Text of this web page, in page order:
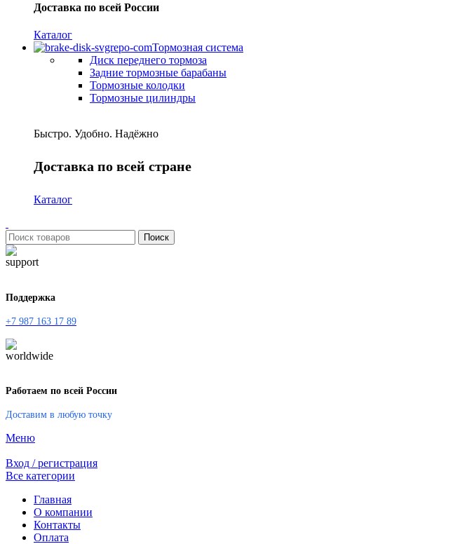
Доставка по всей России
Каталог
Тормозная система
Диск переднего тормоза
Задние тормозные барабаны
Тормозные колодки
Тормозные цилиндры
Быстро. Удобно. Надёжно
Доставка по всей стране
Каталог
Поиск
Поддержка
+7 987 163 17 89
Работаем по всей России
Доставим в любую точку
Меню
Вход / регистрация
Все категории
Главная
О компании
Контакты
Оплата